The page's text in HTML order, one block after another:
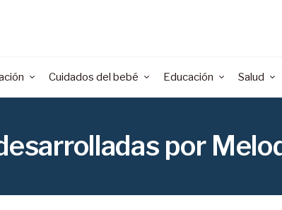
Cuidados del bebé Educación Salud
por